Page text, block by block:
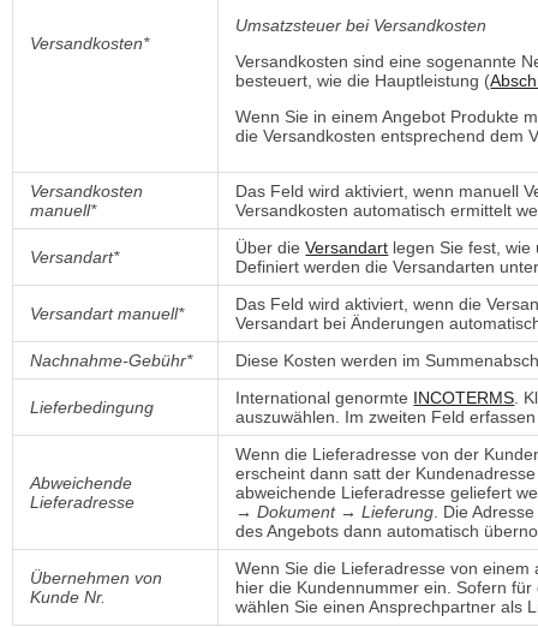
Versandkosten*
Umsatzsteuer bei Versandkosten
Versandkosten sind eine sogenannte
besteuert, wie die Hauptleistung (
Wenn Sie in einem Angebot Produkte
die Versandkosten entsprechend dem
Versandkosten
manuell*
Das Feld wird aktiviert, wenn manuell
Versandkosten automatisch ermittelt
Versandart* Über dieVersandart legen Sie fest,
Definiert werden die Versandarten
Versandart manuell*
Das Feld wird aktiviert, wenn die
Versandart bei Änderungen
Nachnahme-Gebühr*
Diese Kosten werden im
Lieferbedingung International genormte INCOTERMS .
auszuwählen. Im zweiten Feld
Abweichende
Lieferadresse
Wenn die Lieferadresse von der
erscheint dann satt der
abweichende Lieferadresse geliefert
→ Dokument → Lieferung . Die
des Angebots dann automatisch
Übernehmen von
Kunde Nr.
Wenn Sie die Lieferadresse von
hier die Kundennummer ein. Sofern
wählen Sie einen Ansprechpartner als